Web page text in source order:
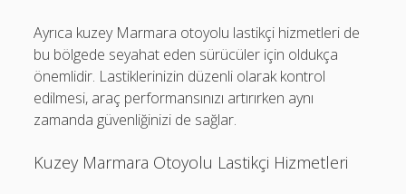
Ayrıca kuzey Marmara otoyolu lastikçi hizmetleri de
bu bölgede seyahat eden sürücüler için oldukça
önemlidir. Lastiklerinizin düzenli olarak kontrol
edilmesi, araç performansınızı artırırken aynı
zamanda güvenliğinizi de sağlar.
Kuzey Marmara Otoyolu Lastikçi Hizmetleri